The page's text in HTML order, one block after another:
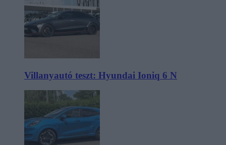
Villanyautó teszt: Hyundai Ioniq 6 N